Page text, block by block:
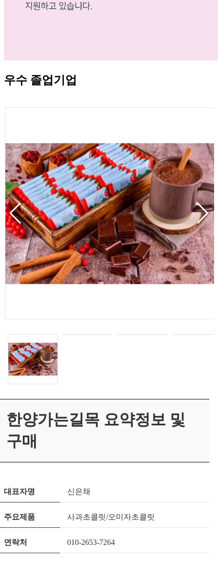
우수 졸업기업
한양가는길목 요약정보 및
구매
대표자명 신은채
주요제품 사과초콜릿/오미자초콜릿
연락처 010-2653-7264